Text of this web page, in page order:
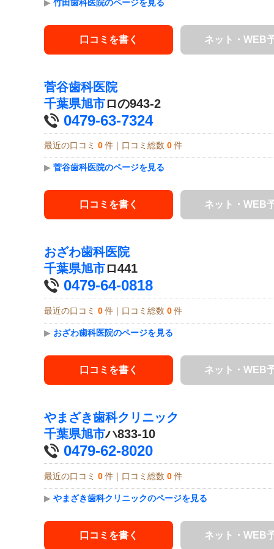
▶ 竹田歯科医院のページを見る
口コミを書く ネット・WEB
菅谷歯科医院
千葉県旭市ロの943-2
0479-63-7324
最近の口コミ 0 件｜口コミ総数 0 件
▶ 菅谷歯科医院のページを見る
口コミを書く ネット・WEB
おざわ歯科医院
千葉県旭市ロ441
0479-64-0818
最近の口コミ 0 件｜口コミ総数 0 件
▶ おざわ歯科医院のページを見る
口コミを書く ネット・WEB
やまざき歯科クリニック
千葉県旭市ハ833-10
0479-62-8020
最近の口コミ 0 件｜口コミ総数 0 件
▶ やまざき歯科クリニックのページを見る
口コミを書く ネット・WEB